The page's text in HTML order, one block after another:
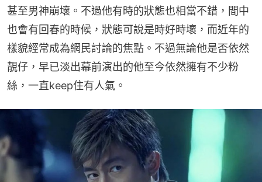
甚至男神崩壞。不過他有時的狀態也相當不錯，間中
也會有回春的時候，狀態可說是時好時壞，而近年的
樣貌經常成為網民討論的焦點。不過無論他是否依然
靚仔，早已淡出幕前演出的他至今依然擁有不少粉
絲，一直keep住有人氣。